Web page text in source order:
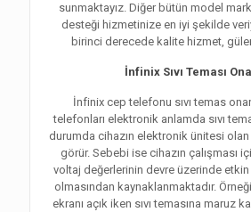
sunmaktayız. Diğer bütün model
desteği hizmetinize en iyi şekilde
birinci derecede kalite hizmet, güler
İnfinix Sıvı Teması
İnfinix cep telefonu sıvı temas
telefonları elektronik anlamda sıvı
durumda cihazın elektronik ünitesi olan
görür. Sebebi ise cihazın çalışması
voltaj değerlerinin devre üzerinde
olmasından kaynaklanmaktadır.
ekranı açık iken sıvı temasına maruz